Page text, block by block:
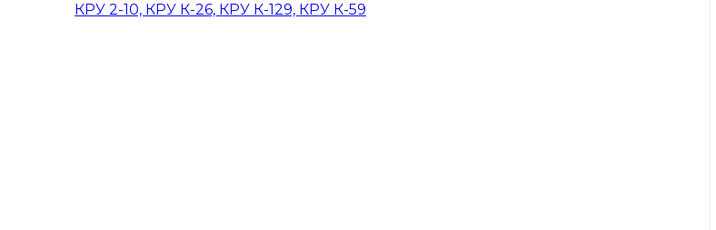
КРУ 2-10, КРУ К-26, КРУ К-129, КРУ К-59